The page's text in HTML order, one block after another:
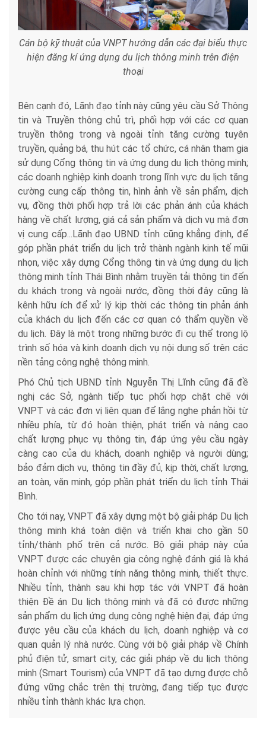
Cán bộ kỹ thuật của VNPT hướng dẫn các đại biểu thực
hiện đăng kí ứng dụng du lịch thông minh trên điện
thoại
Bên cạnh đó, Lãnh đạo tỉnh này cũng yêu cầu Sở Thông
tin và Truyền thông chủ trì, phối hợp với các cơ quan
truyền thông trong và ngoài tỉnh tăng cường tuyên
truyền, quảng bá, thu hút các tổ chức, cá nhân tham gia
sử dụng Cổng thông tin và ứng dụng du lịch thông minh;
các doanh nghiệp kinh doanh trong lĩnh vực du lịch tăng
cường cung cấp thông tin, hình ảnh về sản phẩm, dịch
vụ, đồng thời phối hợp trả lời các phản ánh của khách
hàng về chất lượng, giá cả sản phẩm và dịch vụ mà đơn
vị cung cấp...Lãnh đạo UBND tỉnh cũng khẳng định, để
góp phần phát triển du lịch trở thành ngành kinh tế mũi
nhọn, việc xây dựng Cổng thông tin và ứng dụng du lịch
thông minh tỉnh Thái Bình nhằm truyền tải thông tin đến
du khách trong và ngoài nước, đồng thời đây cũng là
kênh hữu ích để xử lý kịp thời các thông tin phản ánh
của khách du lịch đến các cơ quan có thẩm quyền về
du lịch. Đây là một trong những bước đi cụ thể trong lộ
trình số hóa và kinh doanh dịch vụ nội dung số trên các
nền tảng công nghệ thông minh.
Phó Chủ tịch UBND tỉnh Nguyễn Thị Lĩnh cũng đã đề
nghị các Sở, ngành tiếp tục phối hợp chặt chẽ với
VNPT và các đơn vị liên quan để lắng nghe phản hồi từ
nhiều phía, từ đó hoàn thiện, phát triển và nâng cao
chất lượng phục vụ thông tin, đáp ứng yêu cầu ngày
càng cao của du khách, doanh nghiệp và người dùng;
bảo đảm dịch vụ, thông tin đầy đủ, kịp thời, chất lượng,
an toàn, văn minh, góp phần phát triển du lịch tỉnh Thái
Bình.
Cho tới nay, VNPT đã xây dựng một bộ giải pháp Du lịch
thông minh khá toàn diện và triển khai cho gần 50
tỉnh/thành phố trên cả nước. Bộ giải pháp này của
VNPT được các chuyên gia công nghệ đánh giá là khá
hoàn chỉnh với những tính năng thông minh, thiết thực.
Nhiều tỉnh, thành sau khi hợp tác với VNPT đã hoàn
thiện Đề án Du lịch thông minh và đã có được những
sản phẩm du lịch ứng dụng công nghệ hiện đại, đáp ứng
được yêu cầu của khách du lịch, doanh nghiệp và cơ
quan quản lý nhà nước. Cùng với bộ giải pháp về Chính
phủ điện tử, smart city, các giải pháp về du lịch thông
minh (Smart Tourism) của VNPT đã tạo dựng được chỗ
đứng vững chắc trên thị trường, đang tiếp tục được
nhiều tỉnh thành khác lựa chọn.